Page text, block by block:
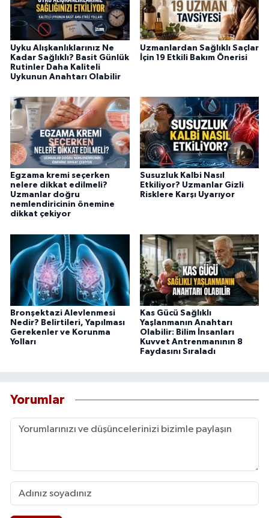
Uyku Alışkanlıklarınız Ne
Kadar Sağlıklı? Basit Günlük
Rutinler Daha Kaliteli
Uykunun Anahtarı Olabilir
Uzmanlardan Sağlıklı Saçlar
İçin 19 Etkili Bakım Önerisi
Egzama kremi seçerken
nelere dikkat edilmeli?
Uzmanlar doğru
nemlendiricinin önemine
dikkat çekiyor
Susuzluk Kalbi Nasıl
Etkiliyor? Uzmanlar Gizli
Risklere Karşı Uyarıyor
Bronşektazi Alevlenmesi
Nedir? Belirtileri, Yapılması
Gerekenler ve Korunma
Yolları
Kas Gücü Sağlıklı
Yaşlanmanın Anahtarı
Olabilir: Bilim İnsanları
Kuvvet Antrenmanının 8
Faydasını Sıraladı
Yorumlar